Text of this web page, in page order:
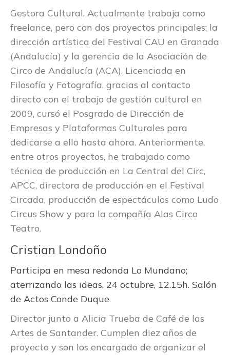
Gestora Cultural. Actualmente trabaja como
freelance, pero con dos proyectos principales; la
dirección artística del Festival CAU en Granada
(Andalucía) y la gerencia de la Asociación de
Circo de Andalucía (ACA). Licenciada en
Filosofía y Fotografía, gracias al contacto
directo con el trabajo de gestión cultural en
2009, cursó el Posgrado de Dirección de
Empresas y Plataformas Culturales para
dedicarse a ello hasta ahora. Anteriormente,
entre otros proyectos, he trabajado como
técnica de producción en La Central del Circ,
APCC, directora de producción en el Festival
Circada, producción de espectáculos como Ludo
Circus Show y para la compañía Alas Circo
Teatro.
Cristian Londoño
Participa en mesa redonda Lo Mundano;
aterrizando las ideas. 24 octubre, 12.15h. Salón
de Actos Conde Duque
Director junto a Alicia Trueba de Café de las
Artes de Santander. Cumplen diez años de
proyecto y son los encargado de organizar el